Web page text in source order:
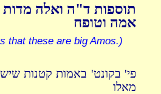
תוספות ד"ה ואלה
אמה וטופח
that these are big Amos.)
פי' בקונט' באמות קטנות
מאלו